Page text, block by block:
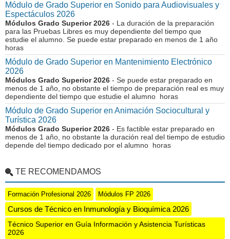
Módulo de Grado Superior en Sonido para Audiovisuales y
Espectáculos 2026
Módulos Grado Superior 2026 - La duración de la preparación
para las Pruebas Libres es muy dependiente del tiempo que
estudie el alumno. Se puede estar preparado en menos de 1 año
horas
Módulo de Grado Superior en Mantenimiento Electrónico
2026
Módulos Grado Superior 2026 - Se puede estar preparado en
menos de 1 año, no obstante el tiempo de preparación real es muy
dependiente del tiempo que estudie el alumno horas
Módulo de Grado Superior en Animación Sociocultural y
Turística 2026
Módulos Grado Superior 2026 - Es factible estar preparado en
menos de 1 año, no obstante la duración real del tiempo de estudio
depende del tiempo dedicado por el alumno horas
TE RECOMENDAMOS
Formación Profesional 2026 Módulos FP 2026
Cursos de Técnico en Inmunología y Bioquímica 2026
Técnico Superior en Guía Información y Asistencia Turísticas
2026